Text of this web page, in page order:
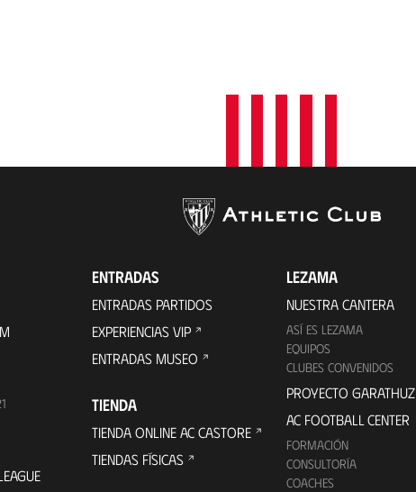
ENTRADAS
ENTRADAS PARTIDOS
EXPERIENCIAS VIP
ENTRADAS MUSEO
TIENDA
TIENDA ONLINE AC CASTORE
TIENDAS FÍSICAS
LEZAMA
NUESTRA CANTERA
ASÍ ES LEZAMA
EQUIPOS
CLUBES CONVENIDOS
PROYECTO GARATHUZ
AC FOOTBALL CENTER
FORMACIÓN
CONSULTORÍA
COACHES